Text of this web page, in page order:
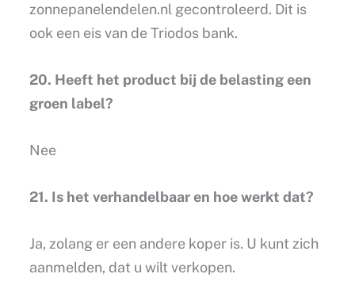
zonnepanelendelen.nl gecontroleerd. Dit is
ook een eis van de Triodos bank.
20. Heeft het product bij de belasting een
groen label?
Nee
21. Is het verhandelbaar en hoe werkt dat?
Ja, zolang er een andere koper is. U kunt zich
aanmelden, dat u wilt verkopen.